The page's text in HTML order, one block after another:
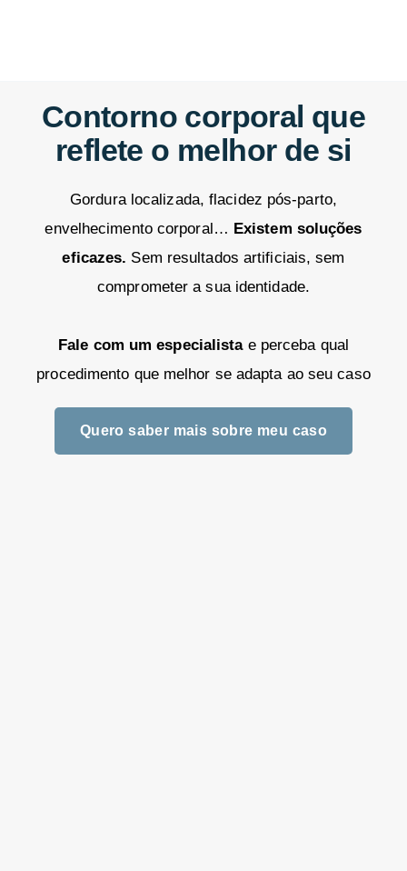
Contorno corporal que
reflete o melhor de si
Gordura localizada, flacidez pós-parto,
envelhecimento corporal… Existem soluções
eficazes. Sem resultados artificiais, sem
comprometer a sua identidade.
Fale com um especialistae perceba qual
procedimento que melhor se adapta ao seu caso
Quero saber mais sobre meu caso